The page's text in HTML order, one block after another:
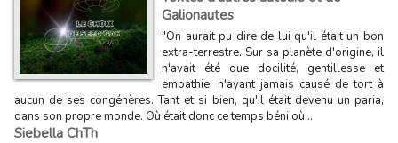
Galionautes
"On aurait pu dire de lui qu'il était un bon
extra-terrestre. Sur sa planète d'origine, il
n'avait été que docilité, gentillesse et
empathie, n'ayant jamais causé de tort à
aucun de ses congénères. Tant et si bien, qu'il était devenu un paria,
dans son propre monde. Où était donc ce temps béni où...
Siebella ChTh